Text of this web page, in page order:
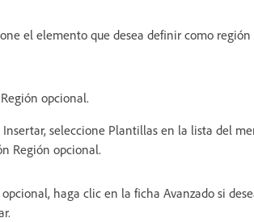
el elemento que desea definir como región
opcional.
seleccione Plantillas en la lista del
Región opcional.
haga clic en la ficha Avanzado si